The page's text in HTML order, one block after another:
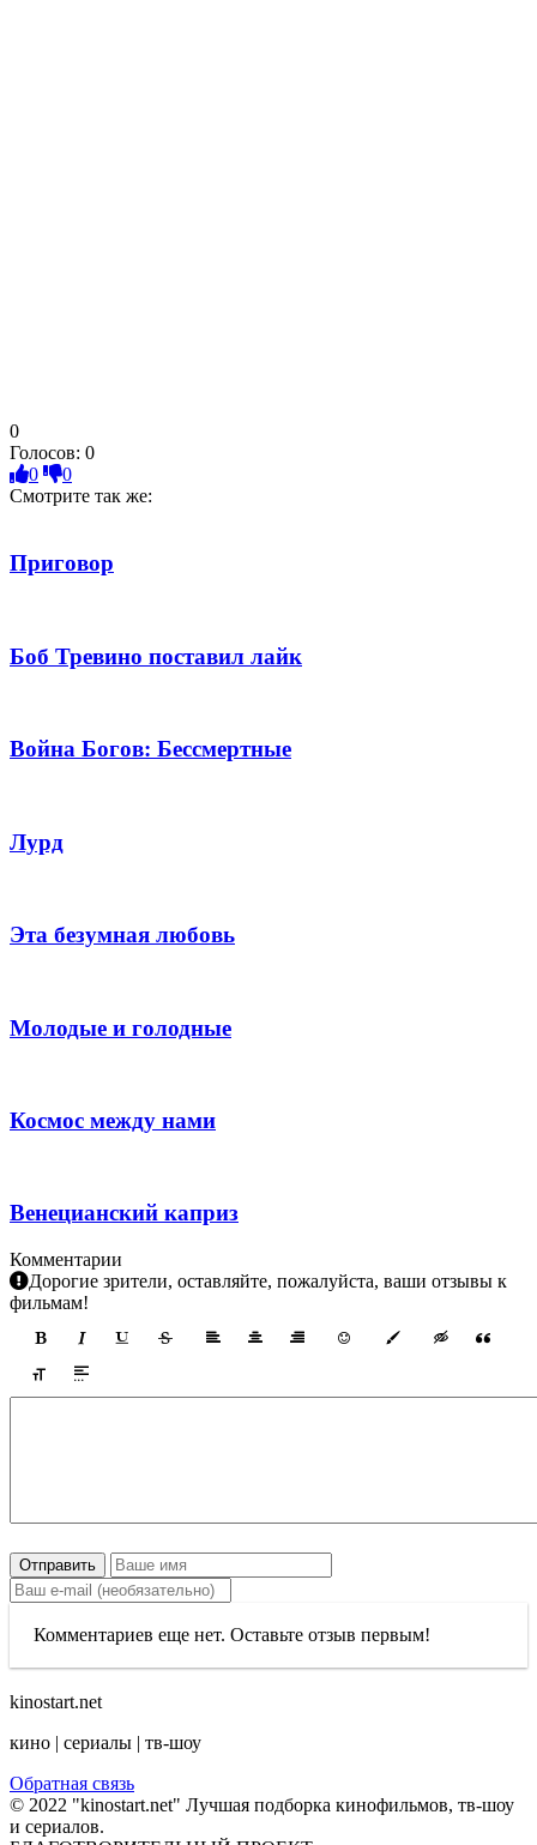
0
Голосов: 0
0
0
Смотрите так же:
Приговор
Боб Тревино поставил лайк
Война Богов: Бессмертные
Лурд
Эта безумная любовь
Молодые и голодные
Космос между нами
Венецианский каприз
Комментарии
Дорогие зрители, оставляйте, пожалуйста, ваши отзывы к
фильмам!
Отправить
Комментариев еще нет. Оставьте отзыв первым!
kinostart.net
кино | сериалы | тв-шоу
Обратная связь
© 2022 "kinostart.net" Лучшая подборка кинофильмов, тв-шоу
и сериалов.